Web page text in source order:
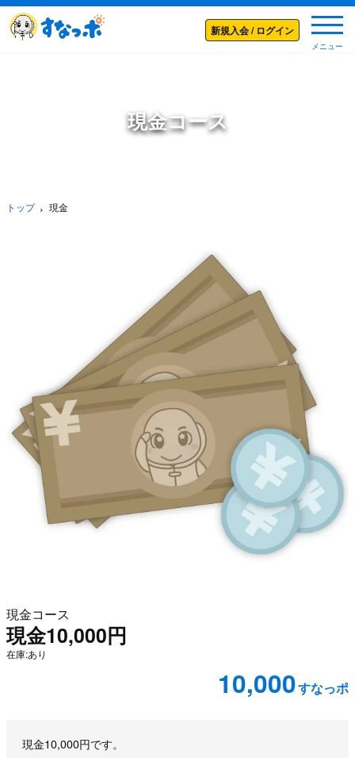
新規入会 / ログイン メ
メニュー
現金コース
トップ 現金
現金コース
現金10,000円
在庫:あり
10,000すなっポ
商品説明
現金10,000円です。